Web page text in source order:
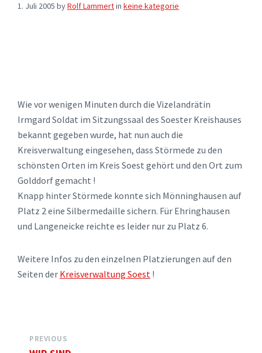
1. Juli 2005 byRolf Lammertin keine kategorie
Wie vor wenigen Minuten durch die Vizelandrätin
Irmgard Soldat im Sitzungssaal des Soester Kreishauses
bekannt gegeben wurde, hat nun auch die
Kreisverwaltung eingesehen, dass Störmede zu den
schönsten Orten im Kreis Soest gehört und den Ort zum
Golddorf gemacht !
Knapp hinter Störmede konnte sich Mönninghausen auf
Platz 2 eine Silbermedaille sichern. Für Ehringhausen
und Langeneicke reichte es leider nur zu Platz 6.
Weitere Infos zu den einzelnen Platzierungen auf den
Seiten der Kreisverwaltung Soest !
PREVIOUS